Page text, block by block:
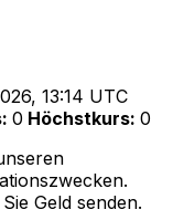
13:14 UTC
: 0 Höchstkurs: 0
Geld senden.